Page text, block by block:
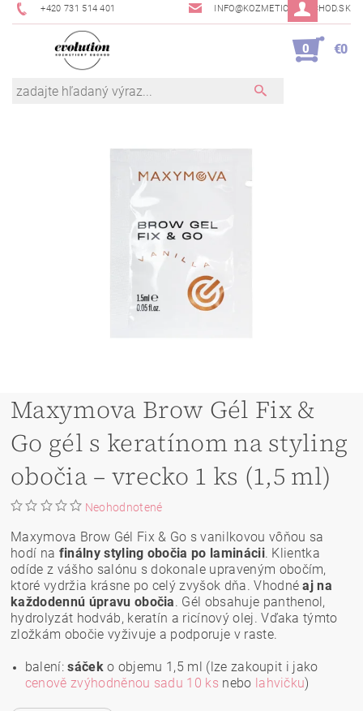
+420 731 514 401 INFO@KOZMETICKYOBCHOD.SK
0 €0
Maxymova Brow Gél Fix &
Go gél s keratínom na styling
obočia – vrecko 1 ks (1,5 ml)
Neohodnotené
Maxymova Brow Gél Fix & Go s vanilkovou vôňou sa
hodí na finálny styling obočia po laminácii. Klientka
odíde z vášho salónu s dokonale upraveným obočím,
ktoré vydržia krásne po celý zvyšok dňa. Vhodnéaj na
každodennú úpravu obočia. Gél obsahuje panthenol,
hydrolyzát hodváb, keratín a ricínový olej. Vďaka týmto
zložkám obočie vyživuje a podporuje v raste.
balení:sáček o objemu 1,5 ml (lze zakoupit i jako
cenově zvýhodněnou sadu 10 ks nebo lahvičku)